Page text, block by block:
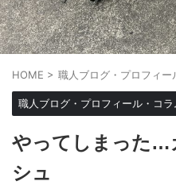
HOME > 職人ブログ・プロフィー
職人ブログ・プロフィール・コラ
やってしまった…
シュ